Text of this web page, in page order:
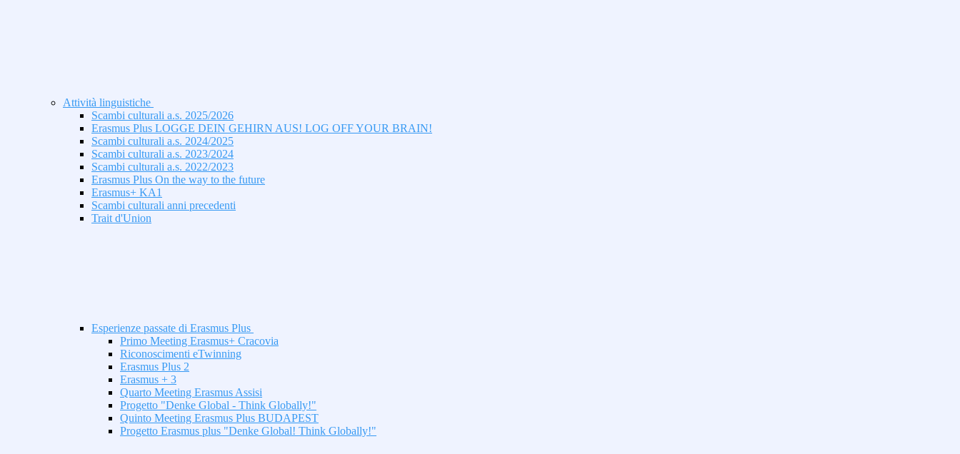
Attività linguistiche
Scambi culturali a.s. 2025/2026
Erasmus Plus LOGGE DEIN GEHIRN AUS! LOG OFF YOUR BRAIN!
Scambi culturali a.s. 2024/2025
Scambi culturali a.s. 2023/2024
Scambi culturali a.s. 2022/2023
Erasmus Plus On the way to the future
Erasmus+ KA1
Scambi culturali anni precedenti
Trait d'Union
Esperienze passate di Erasmus Plus
Primo Meeting Erasmus+ Cracovia
Riconoscimenti eTwinning
Erasmus Plus 2
Erasmus + 3
Quarto Meeting Erasmus Assisi
Progetto "Denke Global - Think Globally!"
Quinto Meeting Erasmus Plus BUDAPEST
Progetto Erasmus plus "Denke Global! Think Globally!"